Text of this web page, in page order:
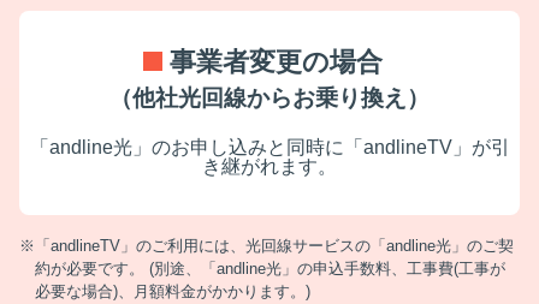
事業者変更の場合
（他社光回線からお乗り換え）
「andline光」のお申し込みと同時に「andlineTV」が引
き継がれます。
「andlineTV」のご利用には、光回線サービスの「andline光」のご契
約が必要です。 (別途、「andline光」の申込手数料、工事費(工事が
必要な場合)、月額料金がかかります。)